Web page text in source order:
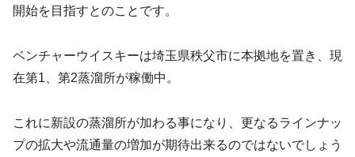
開始を目指すとのことです。
ベンチャーウイスキーは埼玉県秩父市に本拠地を置き、現
在第1、第2蒸溜所が稼働中。
これに新設の蒸溜所が加わる事になり、更なるラインナッ
プの拡大や流通量の増加が期待出来るのではないでしょう